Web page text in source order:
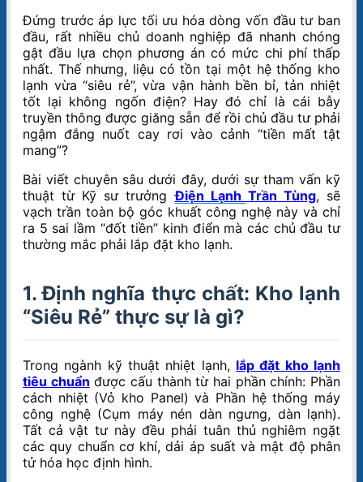
Đứng trước áp lực tối ưu hóa dòng vốn đầu tư ban
đầu, rất nhiều chủ doanh nghiệp đã nhanh chóng
gật đầu lựa chọn phương án có mức chi phí thấp
nhất. Thế nhưng, liệu có tồn tại một hệ thống kho
lạnh vừa “siêu rẻ”, vừa vận hành bền bỉ, tản nhiệt
tốt lại không ngốn điện? Hay đó chỉ là cái bẫy
truyền thông được giăng sẵn để rồi chủ đầu tư phải
ngậm đắng nuốt cay rơi vào cảnh “tiền mất tật
mang”?
Bài viết chuyên sâu dưới đây, dưới sự tham vấn kỹ
thuật từ Kỹ sư trưởngĐiện Lạnh Trần Tùng, sẽ
vạch trần toàn bộ góc khuất công nghệ này và chỉ
ra 5 sai lầm “đốt tiền” kinh điển mà các chủ đầu tư
thường mắc phải lắp đặt kho lạnh.
1. Định nghĩa thực chất: Kho lạnh
“Siêu Rẻ” thực sự là gì?
Trong ngành kỹ thuật nhiệt lạnh, lắp đặt kho lạnh
tiêu chuẩn được cấu thành từ hai phần chính: Phần
cách nhiệt (Vỏ kho Panel) và Phần hệ thống máy
công nghệ (Cụm máy nén dàn ngưng, dàn lạnh).
Tất cả vật tư này đều phải tuân thủ nghiêm ngặt
các quy chuẩn cơ khí, dải áp suất và mật độ phân
tử hóa học định hình.